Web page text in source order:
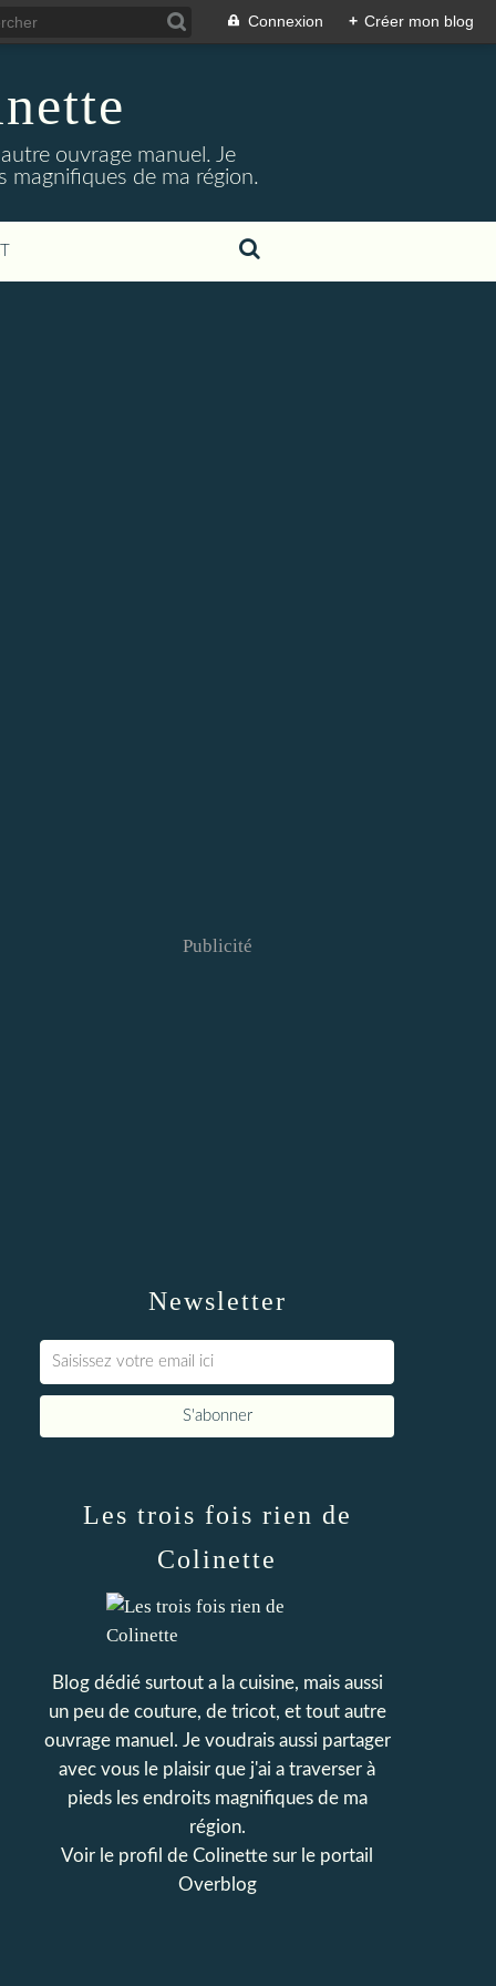
Connexion + Créer mon blog
ouvrage manuel. Je
magnifiques de ma région.
Newsletter
Publicité
Les trois fois rien de
Colinette
Blog dédié surtout a la cuisine, mais aussi
un peu de couture, de tricot, et tout autre
ouvrage manuel. Je voudrais aussi partager
avec vous le plaisir que j'ai a traverser à
pieds les endroits magnifiques de ma
région.
Voir le profil de Colinette sur le portail
Overblog